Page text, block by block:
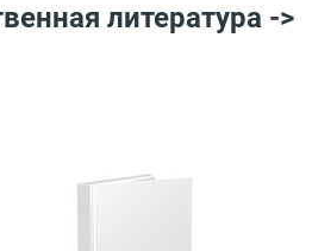
литература ->